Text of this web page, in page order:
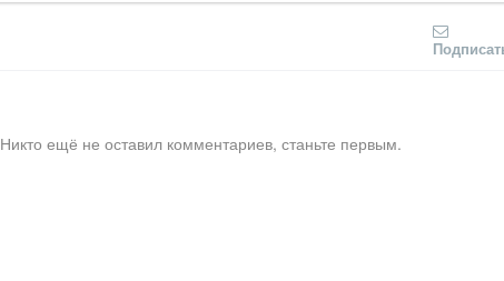
Никто ещё не оставил комментариев, станьте первым.